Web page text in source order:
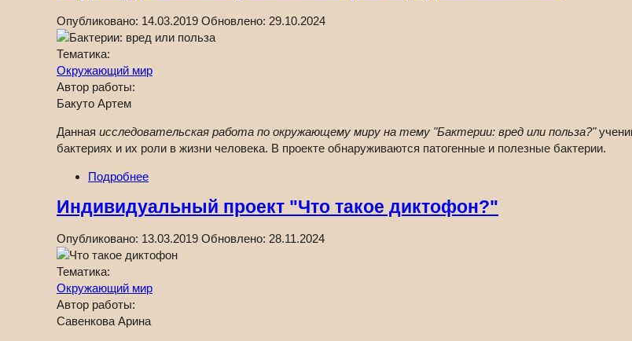
Опубликовано: 14.03.2019 Обновлено: 29.10.2024
Тематика:
Окружающий мир
Автор работы:
Бакуто Артем
Данная исследовательская работа по окружающему миру на тему "Бактерии: вред или польза?"
бактериях и их роли в жизни человека. В проекте обнаруживаются патогенные и полезные бактерии.
Подробнее
Индивидуальный проект "Что такое диктофон?"
Опубликовано: 13.03.2019 Обновлено: 28.11.2024
Тематика:
Окружающий мир
Автор работы:
Савенкова Арина